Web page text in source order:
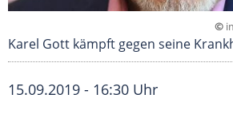
©
Karel Gott kämpft gegen seine
15.09.2019 - 16:30 Uhr